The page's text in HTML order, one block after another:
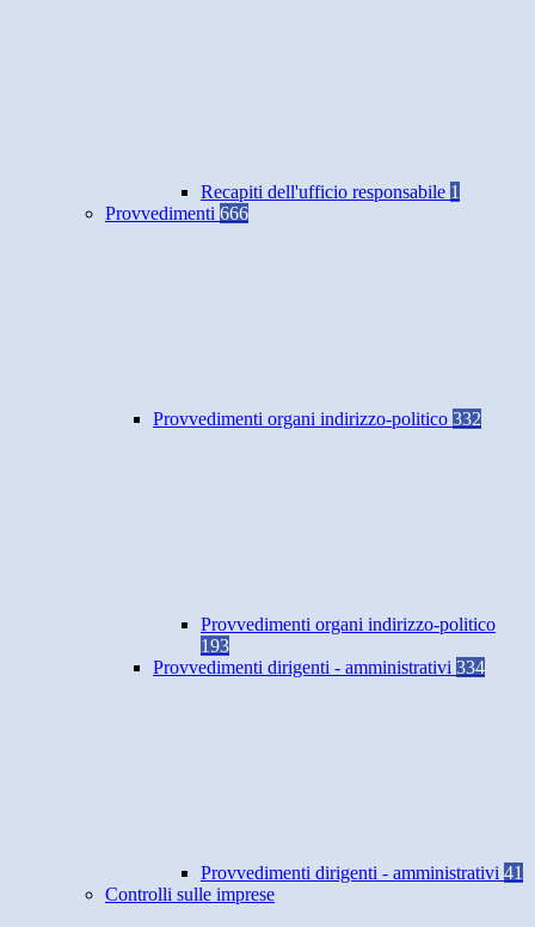
Recapiti dell'ufficio responsabile 1
Provvedimenti 666
Provvedimenti organi indirizzo-politico 332
Provvedimenti organi indirizzo-politico
193
Provvedimenti dirigenti - amministrativi 334
Provvedimenti dirigenti - amministrativi 41
Controlli sulle imprese